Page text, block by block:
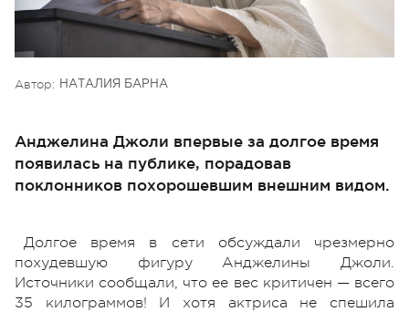
Автор: НАТАЛИЯ БАРНА
Анджелина Джоли впервые за долгое время
появилась на публике, порадовав
поклонников похорошевшим внешним видом.
Долгое время в сети обсуждали чрезмерно
похудевшую фигуру Анджелины Джоли.
Источники сообщали, что ее вес критичен — всего
35 килограммов! И хотя актриса не спешила